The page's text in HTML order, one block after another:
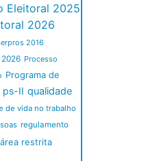
Eleitoral 2025
2026
2016
Processo
Programa de
ps-II qualidade
de vida no trabalho
regulamento
área restrita